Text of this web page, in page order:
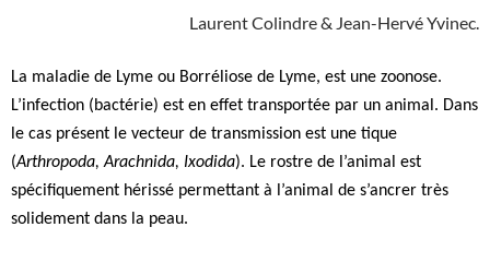
Laurent Colindre & Jean-Hervé Yvinec.
La maladie de Lyme ou Borréliose de Lyme, est une zoonose.
L’infection (bactérie) est en effet transportée par un animal. Dans
le cas présent le vecteur de transmission est une tique
(Arthropoda, Arachnida, Ixodida). Le rostre de l’animal est
spécifiquement hérissé permettant à l’animal de s’ancrer très
solidement dans la peau.